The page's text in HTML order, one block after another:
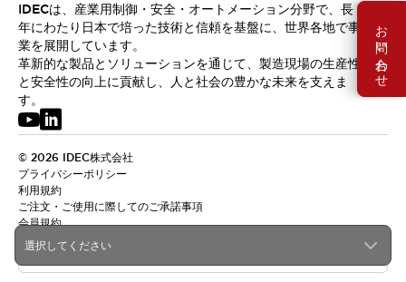
お問い合わせ
選択してください
IDECは、産業用制御・安全・オートメーション分野で、長
年にわたり日本で培った技術と信頼を基盤に、世界各地で事
業を展開しています。
革新的な製品とソリューションを通じて、製造現場の生産性
と安全性の向上に貢献し、人と社会の豊かな未来を支えま
す。
© 2026 IDEC株式会社
プライバシーポリシー
利用規約
ご注文・ご使用に際してのご承諾事項
会員規約
日本